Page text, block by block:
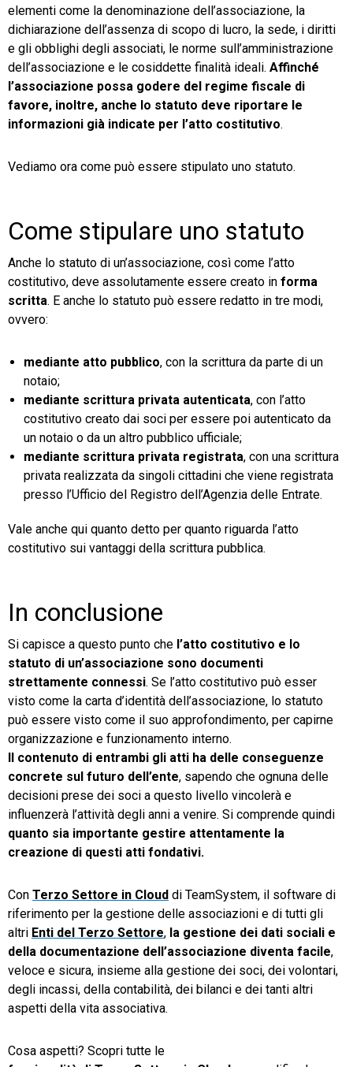
elementi come la denominazione dell’associazione, la
dichiarazione dell’assenza di scopo di lucro, la sede, i diritti
e gli obblighi degli associati, le norme sull’amministrazione
dell’associazione e le cosiddette finalità ideali. Affinché
l’associazione possa godere del regime fiscale di
favore, inoltre, anche lo statuto deve riportare le
informazioni già indicate per l’atto costitutivo.
Vediamo ora come può essere stipulato uno statuto.
Come stipulare uno statuto
Anche lo statuto di un’associazione, così come l’atto
costitutivo, deve assolutamente essere creato in forma
scritta. E anche lo statuto può essere redatto in tre modi,
ovvero:
mediante atto pubblico, con la scrittura da parte di un
notaio;
mediante scrittura privata autenticata, con l’atto
costitutivo creato dai soci per essere poi autenticato da
un notaio o da un altro pubblico ufficiale;
mediante scrittura privata registrata, con una scrittura
privata realizzata da singoli cittadini che viene registrata
presso l’Ufficio del Registro dell’Agenzia delle Entrate.
Vale anche qui quanto detto per quanto riguarda l’atto
costitutivo sui vantaggi della scrittura pubblica.
In conclusione
Si capisce a questo punto che l’atto costitutivo e lo
statuto di un’associazione sono documenti
strettamente connessi. Se l’atto costitutivo può esser
visto come la carta d’identità dell’associazione, lo statuto
può essere visto come il suo approfondimento, per capirne
organizzazione e funzionamento interno.
Il contenuto di entrambi gli atti ha delle conseguenze
concrete sul futuro dell’ente, sapendo che ognuna delle
decisioni prese dei soci a questo livello vincolerà e
influenzerà l’attività degli anni a venire. Si comprende quindi
quanto sia importante gestire attentamente la
creazione di questi atti fondativi.
Con Terzo Settore in Cloud di TeamSystem, il software di
riferimento per la gestione delle associazioni e di tutti gli
altri Enti del Terzo Settore, la gestione dei dati sociali e
della documentazione dell’associazione diventa facile,
veloce e sicura, insieme alla gestione dei soci, dei volontari,
degli incassi, della contabilità, dei bilanci e dei tanti altri
aspetti della vita associativa.
Cosa aspetti? Scopri tutte le